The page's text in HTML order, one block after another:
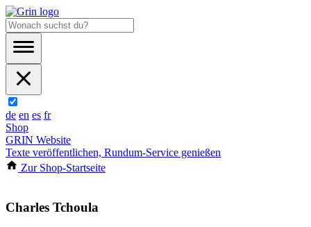
de en es fr
Shop
GRIN Website
Texte veröffentlichen, Rundum-Service genießen
Zur Shop-Startseite
Charles Tchoula